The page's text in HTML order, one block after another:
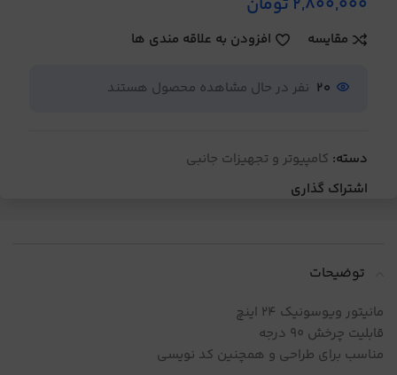
مقایسه افزودن به علاقه مندی ها
20 نفر در حال مشاهده محصول هستند
دسته: کامپیوتر و تجهیزات جانبی
اشتراک گذاری
توضیحات
مانیتور ویوسونیک 24 اینچ
قابلیت چرخش 90 درجه
مناسب برای طراحی و همچنین کد نویسی